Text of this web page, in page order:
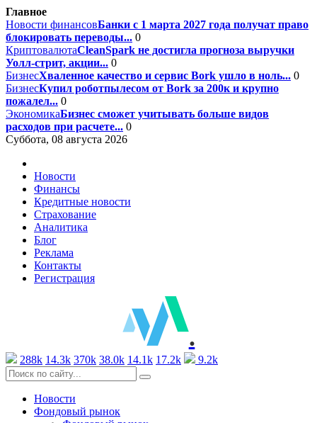
Главное
Новости финансовБанки с 1 марта 2027 года получат право
блокировать переводы... 0
КриптовалютаCleanSpark не достигла прогноза выручки
Уолл-стрит, акции... 0
БизнесХваленное качество и сервис Bork ушло в ноль... 0
БизнесКупил роботпылесом от Bork за 200к и крупно
пожалел... 0
ЭкономикаБизнес сможет учитывать больше видов
расходов при расчете... 0
Суббота, 08 августа 2026
Новости
Финансы
Кредитные новости
Страхование
Аналитика
Блог
Реклама
Контакты
Регистрация
.
288k 14.3k 370k 38.0k 14.1k 17.2k 9.2k
Новости
Фондовый рынок